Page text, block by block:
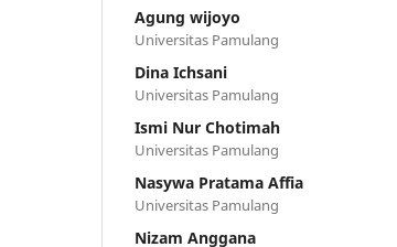
Agung wijoyo
Universitas Pamulang
Dina Ichsani
Universitas Pamulang
Ismi Nur Chotimah
Universitas Pamulang
Nasywa Pratama Affia
Universitas Pamulang
Nizam Anggana